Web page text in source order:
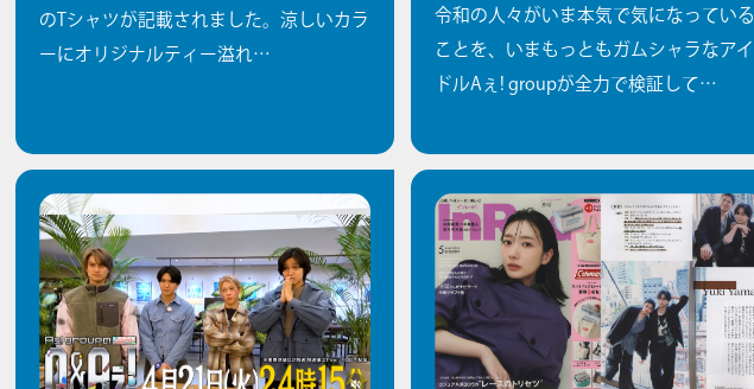
のTシャツが記載されました。涼しいカラ
ーにオリジナルティー溢れ…
令和の人々がいま本気で気になっている
ことを、いまもっともガムシャラなアイ
ドルAぇ! groupが全力で検証して…